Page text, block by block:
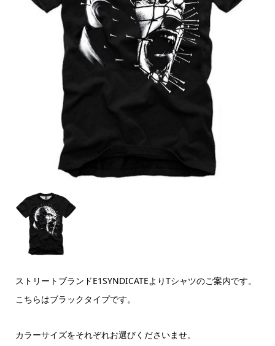
ストリートブランドE1SYNDICATEよりTシャツのご案内です。
こちらはブラックタイプです。
カラーサイズをそれぞれお選びくださいませ。